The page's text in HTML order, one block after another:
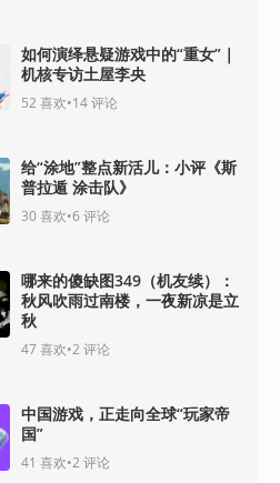
如何演绎悬疑游戏中的“重女”｜
机核专访土屋李央
52 喜欢•14评论
给“涂地”整点新活儿：小评《斯
普拉遁 涂击队》
30喜欢•6评论
哪来的傻缺图349（机友续）：
秋风吹雨过南楼，一夜新凉是立
秋
47喜欢•2 评论
中国游戏，正走向全球“玩家帝
国”
41 喜欢•2 评论